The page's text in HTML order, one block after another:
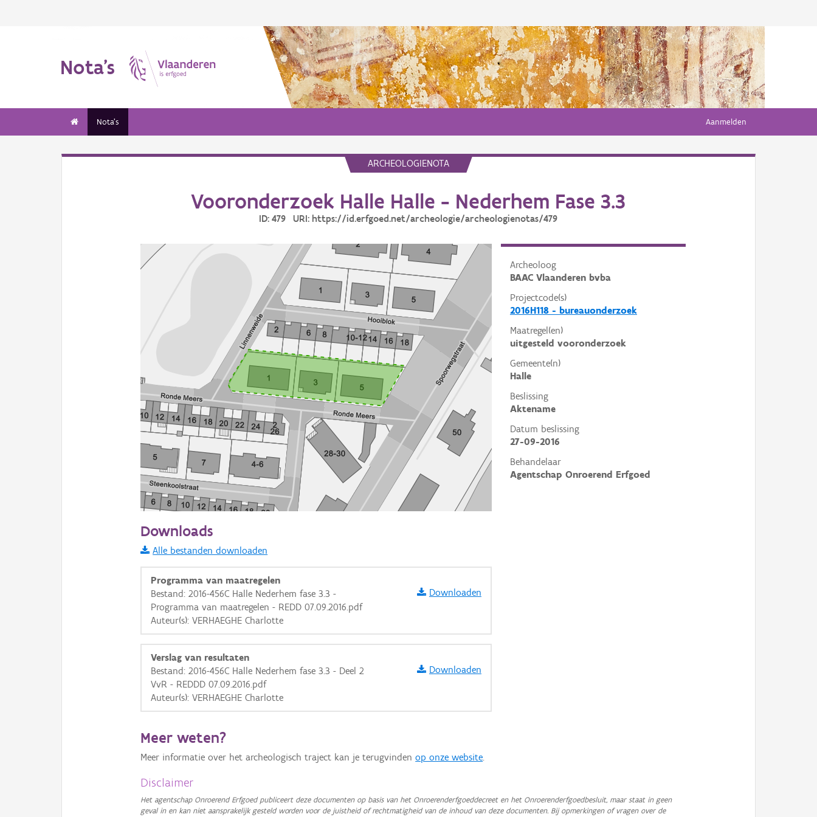
Nota's
Nota's Aanmelden
ARCHEOLOGIENOTA
Vooronderzoek Halle Halle - Nederhem Fase 3.3
ID: 479 URI: https://id.erfgoed.net/archeologie/archeologienotas/479
Archeoloog
BAAC Vlaanderen bvba
Projectcode(s)
2016H118 - bureauonderzoek
Maatregel(en)
uitgesteld vooronderzoek
Gemeente(n)
Halle
Beslissing
Aktename
Datum beslissing
27-09-2016
Behandelaar
Agentschap Onroerend Erfgoed
Informatie Vlaanderen
i
+ −
Basis Lagen
Ortho
GRB-Basiskaart in grijswaarden
Downloads
Alle bestanden downloaden
Programma van maatregelen
Bestand: 2016-456C Halle Nederhem fase 3.3 -
Programma van maatregelen - REDD 07.09.2016.pdf
Auteur(s): VERHAEGHE Charlotte
Downloaden
Verslag van resultaten
Bestand: 2016-456C Halle Nederhem fase 3.3 - Deel 2
VvR - REDDD 07.09.2016.pdf
Auteur(s): VERHAEGHE Charlotte
Downloaden
Meer weten?
Meer informatie over het archeologisch traject kan je terugvindenop onze website.
Disclaimer
Het agentschap Onroerend Erfgoed publiceert deze documenten op basis van het Onroerenderfgoeddecreet en het Onroerenderfgoedbesluit, maar staat in geen
geval in en kan niet aansprakelijk gesteld worden voor de juistheid of rechtmatigheid van de inhoud van deze documenten. Bij opmerkingen of vragen over de